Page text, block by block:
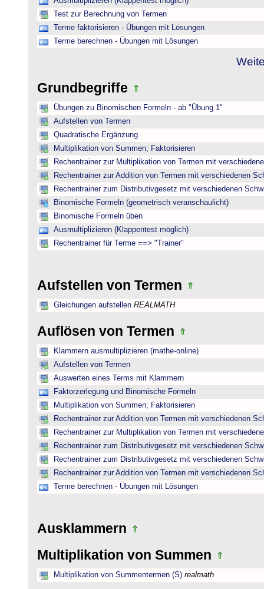
Test zur Berechnung von Termen
Terme faktorisieren - Übungen mit Lösungen
Terme berechnen - Übungen mit Lösungen
Grundbegriffe
Übungen zu Binomischen Formeln - ab "Übung 1"
Aufstellen von Termen
Quadratische Ergänzung
Multiplikation von Summen; Faktorisieren
Rechentrainer zur Multiplikation von Termen mit
Rechentrainer zur Addition von Termen mit verschiedenen
Rechentrainer zum Distributivgesetz mit verschiedenen
Binomische Formeln (geometrisch veranschaulicht)
Binomische Formeln üben
Ausmultiplizieren (Klappentest möglich)
Rechentrainer für Terme ==> "Trainer"
Aufstellen von Termen
Gleichungen aufstellen REALMATH
Auflösen von Termen
Klammern ausmultiplizieren (mathe-online)
Aufstellen von Termen
Auswerten eines Terms mit Klammern
Faktorzerlegung und Binomische Formeln
Multiplikation von Summen; Faktorisieren
Rechentrainer zur Addition von Termen mit verschiedenen
Rechentrainer zur Multiplikation von Termen mit
Rechentrainer zum Distributivgesetz mit verschiedenen
Rechentrainer zum Distributivgesetz mit verschiedenen
Rechentrainer zur Addition von Termen mit verschiedenen
Terme berechnen - Übungen mit Lösungen
Ausklammern
Multiplikation von Summen
Multiplikation von Summentermen (S) realmath